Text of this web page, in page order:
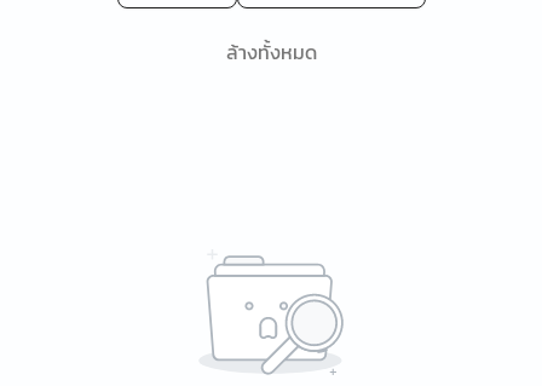
ล้างทั้งหมด